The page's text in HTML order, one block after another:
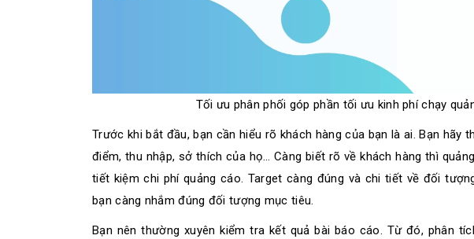
Tối ưu phân phối góp phần tối ưu kinh phí chạy
Trước khi bắt đầu, bạn cần hiểu rõ khách hàng của bạn là ai. Bạn hãy
điểm, thu nhập, sở thích của họ… Càng biết rõ về khách hàng thì
tiết kiệm chi phí quảng cáo. Target càng đúng và chi tiết về đối
bạn càng nhắm đúng đối tượng mục tiêu.
Bạn nên thường xuyên kiểm tra kết quả bài báo cáo. Từ đó, phân